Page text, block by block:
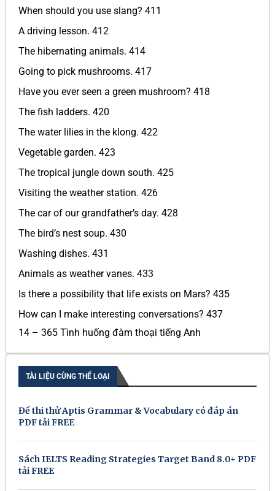
When should you use slang? 411
A driving lesson. 412
The hibernating animals. 414
Going to pick mushrooms. 417
Have you ever seen a green mushroom? 418
The fish ladders. 420
The water lilies in the klong. 422
Vegetable garden. 423
The tropical jungle down south. 425
Visiting the weather station. 426
The car of our grandfather’s day. 428
The bird’s nest soup. 430
Washing dishes. 431
Animals as weather vanes. 433
Is there a possibility that life exists on Mars? 435
How can I make interesting conversations? 437
14 – 365 Tình huống đàm thoại tiếng Anh
TÀI LIỆU CÙNG THỂ LOẠI
Đề thi thử Aptis Grammar & Vocabulary có đáp án
PDF tải FREE
Sách IELTS Reading Strategies Target Band 8.0+ PDF
tải FREE